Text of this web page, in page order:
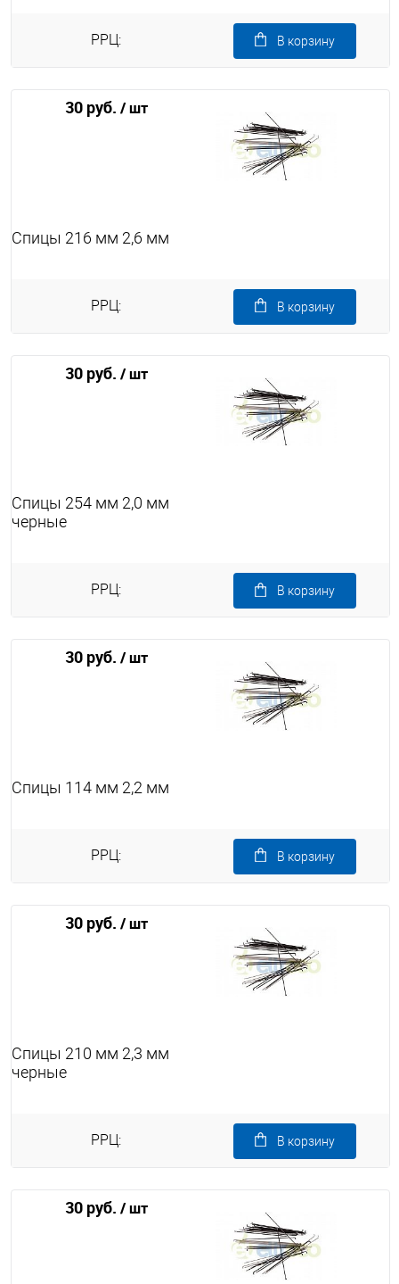
РРЦ:
30 руб. / шт
В корзину
Спицы 216 мм 2,6 мм
РРЦ:
30 руб. / шт
В корзину
Спицы 254 мм 2,0 мм
черные
РРЦ:
30 руб. / шт
В корзину
Спицы 114 мм 2,2 мм
РРЦ:
30 руб. / шт
В корзину
Спицы 210 мм 2,3 мм
черные
РРЦ:
30 руб. / шт
В корзину